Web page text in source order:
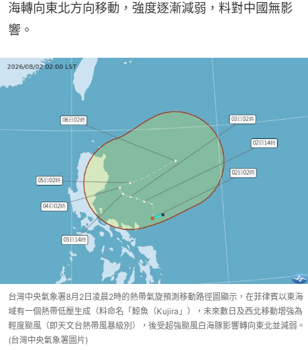
海轉向東北方向移動，強度逐漸減弱，料對中國無影
響。
台灣中央氣象署8月2日凌晨2時的熱帶氣旋預測移動路徑圖顯示，在菲律賓以東海
域有一個熱帶低壓生成（料命名「鯨魚（Kujira」），未來數日及西北移動增強為
輕度颱風（即天文台熱帶風暴級別），後受超強颱風白海豚影響轉向東北並減弱。
(台灣中央氣象署圖片)